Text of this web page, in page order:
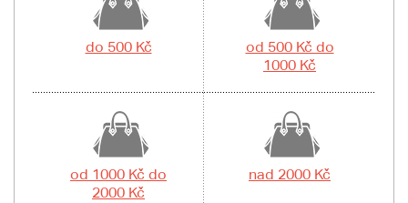
do 500 Kč
od 500 Kč do
1000 Kč
od 1000 Kč do
2000 Kč
nad 2000 Kč